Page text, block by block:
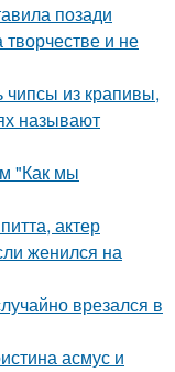
позади
творчестве и не
чипсы из крапивы,
называют
"Как мы
актер
женился на
врезался в
асмус и